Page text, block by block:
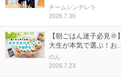
チームシンデレラ
2026.7.30
【朝ごはん迷子必見
大生が本気で選ぶ！お
のん
2026.7.23